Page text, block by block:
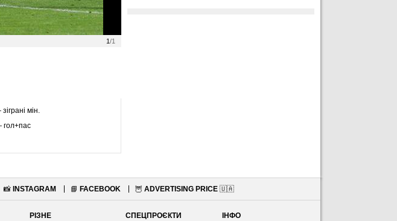
1/1
мін.
📸 INSTAGRAM 📘 FACEBOOK 🦉 ADVERTISING PRICE 🇺🇦
РІЗНЕ
СПЕЦПРОЄКТИ
ІНФО